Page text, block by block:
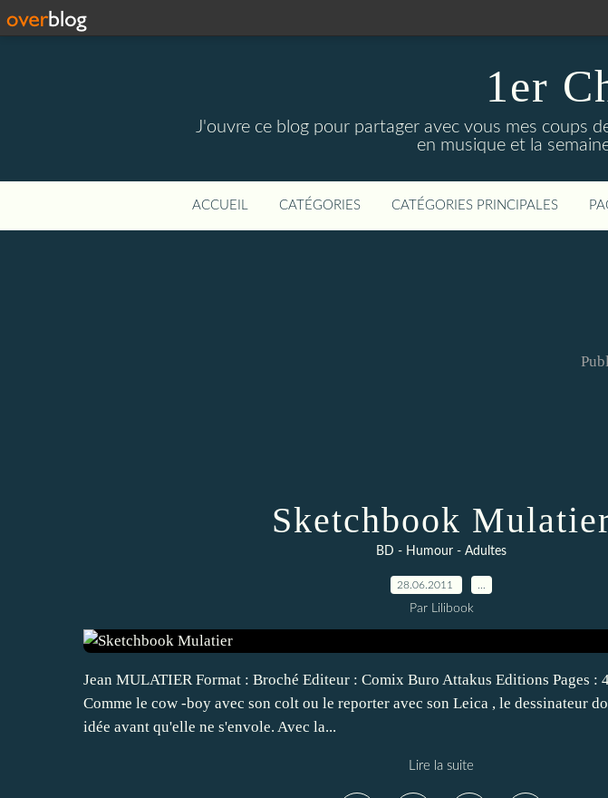
1er
J'ouvre ce blog pour partager avec vous mes coups
en musique et la
ACCUEIL CATÉGORIES CATÉGORIES PRINCIPALES
Sketchbook
BD - Humour - Adultes
28.06.2011
Par Lilibook
Jean MULATIER Format : Broché Editeur : Comix Buro Attakus Editions Pages :
Comme le cow -boy avec son colt ou le reporter avec son Leica , le dessinateur
idée avant qu'elle ne s'envole. Avec la...
Lire la suite